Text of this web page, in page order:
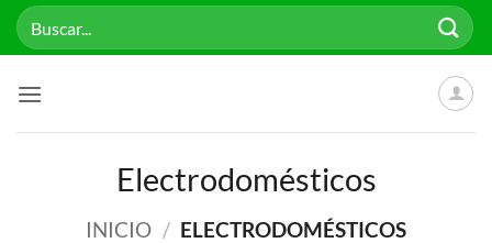
Saltar
Buscar
por:
Electrodomésticos
INICIO / ELECTRODOMÉSTICOS